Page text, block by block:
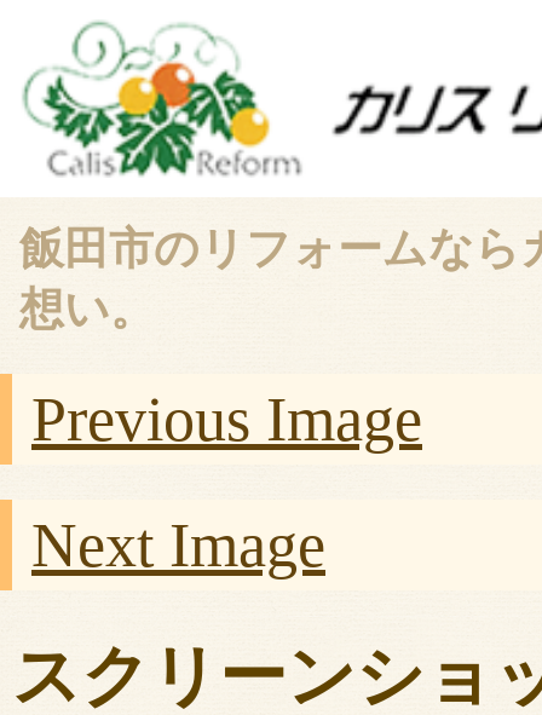
飯田市のリフォームな
想い。
Previous Image
Next Image
スクリーンショ